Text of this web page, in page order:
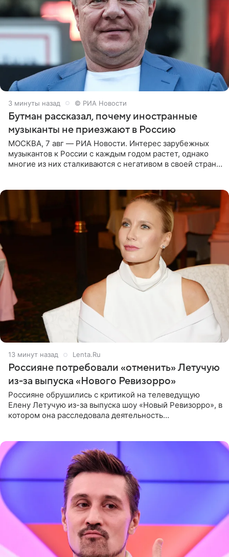
3 минуты назад © РИА Новости
Бутман рассказал, почему иностранные
музыканты не приезжают в Россию
МОСКВА, 7 авг — РИА Новости. Интерес зарубежных
музыкантов к России с каждым годом растет, однако
многие из них сталкиваются с негативом в своей стране
13 минут назад Lenta.Ru
Россияне потребовали «отменить» Летучую
из-за выпуска «Нового Ревизорро»
Россияне обрушились с критикой на телеведущую
Елену Летучую из-за выпуска шоу «Новый Ревизорро», в
котором она расследовала деятельность